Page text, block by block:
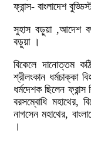
ফ্রান্স- বাংলাদেশ
সুহাস বড়ুয়া ,আদেশ
বড়ুয়া ।
বিকেলে দানোত্তম
শ্রীলংকান ধর্মচাক্কা
ধর্মদেশক ছিলেন ফ্রান্স
বরসম্বোধি মহাথের,
নাগসেন মহাথের,
।